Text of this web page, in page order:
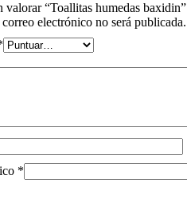
valorar “Toallitas humedas baxidin”
electrónico no será publicada.
*